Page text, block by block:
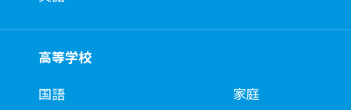
高等学校
国語
家庭